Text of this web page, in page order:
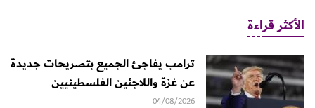
الأكثر قراءة
ترامب يفاجئ الجميع بتصريحات جديدة
عن غزة واللاجئين الفلسطينيين
04/08/2026